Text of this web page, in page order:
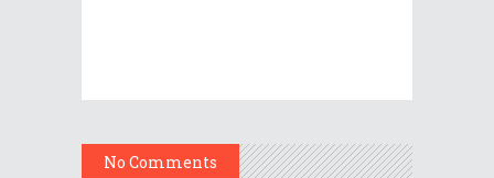
No Comments